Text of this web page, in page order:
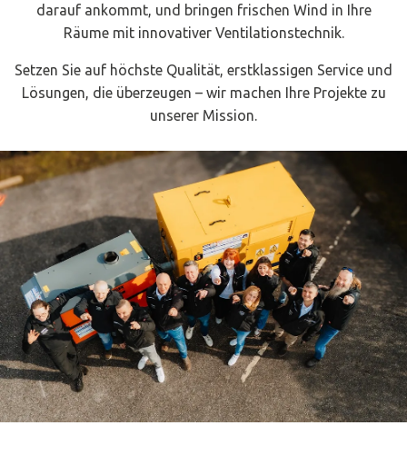
darauf ankommt, und bringen frischen Wind in Ihre
Räume mit innovativer Ventilationstechnik.
Setzen Sie auf höchste Qualität, erstklassigen Service und
Lösungen, die überzeugen – wir machen Ihre Projekte zu
unserer Mission.